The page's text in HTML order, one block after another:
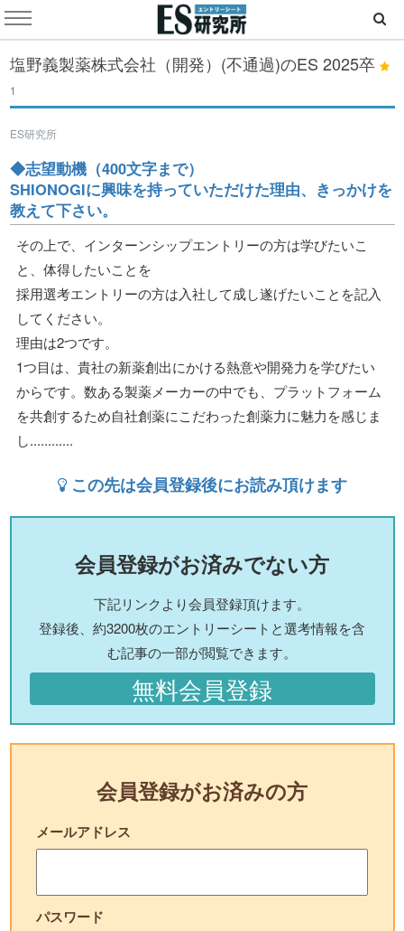
塩野義製薬株式会社（開発）(不通過)のES 2025卒
1
ES研究所
◆志望動機（400文字まで）
SHIONOGIに興味を持っていただけた理由、きっかけを
教えて下さい。
その上で、インターンシップエントリーの方は学びたいこ
と、体得したいことを
採用選考エントリーの方は入社して成し遂げたいことを記入
してください。
理由は2つです。
1つ目は、貴社の新薬創出にかける熱意や開発力を学びたい
からです。数ある製薬メーカーの中でも、プラットフォーム
を共創するため自社創薬にこだわった創薬力に魅力を感じま
し............
この先は会員登録後にお読み頂けます
会員登録がお済みでない方
下記リンクより会員登録頂けます。
登録後、約3200枚のエントリーシートと選考情報を含
む記事の一部が閲覧できます。
無料会員登録
会員登録がお済みの方
メールアドレス
パスワード